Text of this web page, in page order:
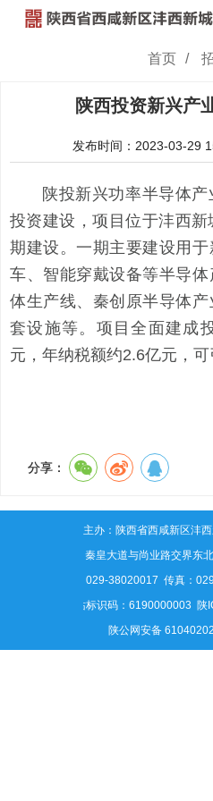
首页 /
陕西投资新兴产
发布时间：2023-03-29
陕投新兴功率半导体
投资建设，项目位于沣西
期建设。一期主要建设用
车、智能穿戴设备等半导
体生产线、秦创原半导体
套设施等。项目全面建成
元，年纳税额约2.6亿元，可
分享：
主办：陕西省西咸新区沣
地址：秦皇大道与尚业路交界东
电话：029-38020017 传真：
网站标识码：6190000003 陕
陕公网安备